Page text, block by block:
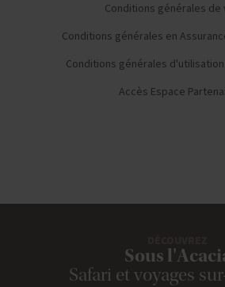
Conditions générales de
Conditions générales en
Conditions générales
Accès Espace
Sous
Safari et voyages